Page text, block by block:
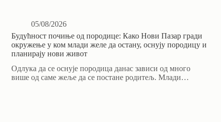
05/08/2026
Будућност почиње од породице: Како Нови Пазар гради
окружење у ком млади желе да остану, оснују породицу и
планирају нови живот
Одлука да се оснује породица данас зависи од много
више од саме жеље да се постане родитељ. Млади…